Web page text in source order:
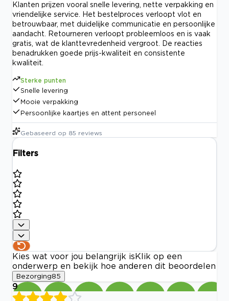
Klanten prijzen vooral snelle levering, nette verpakking en
vriendelijke service. Het bestelproces verloopt vlot en
betrouwbaar, met duidelijke communicatie en persoonlijke
aandacht. Retourneren verloopt probleemloos en is vaak
gratis, wat de klanttevredenheid vergroot. De reacties
benadrukken goede prijs-kwaliteit en consistente
kwaliteit.
Sterke punten
Snelle levering
Mooie verpakking
Persoonlijke kaartjes en attent personeel
Gebaseerd op 85 reviews
Filters
Kies wat voor jou belangrijk is Klik op een
onderwerp en bekijk hoe anderen dit beoordelen
Bezorging85
9